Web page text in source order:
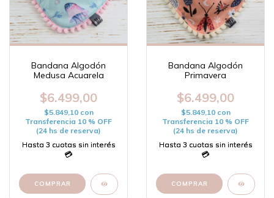
Bandana Algodón
Medusa Acuarela
$6.499,00
$5.849,10 con
Transferencia 10 % OFF
(24 hs de reserva)
Bandana Algodón
Primavera
$6.499,00
$5.849,10 con
Transferencia 10 % OFF
(24 hs de reserva)